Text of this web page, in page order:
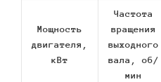
Мощность
двигателя,
кВт
Частота
вращения
выходного
вала, об/
мин